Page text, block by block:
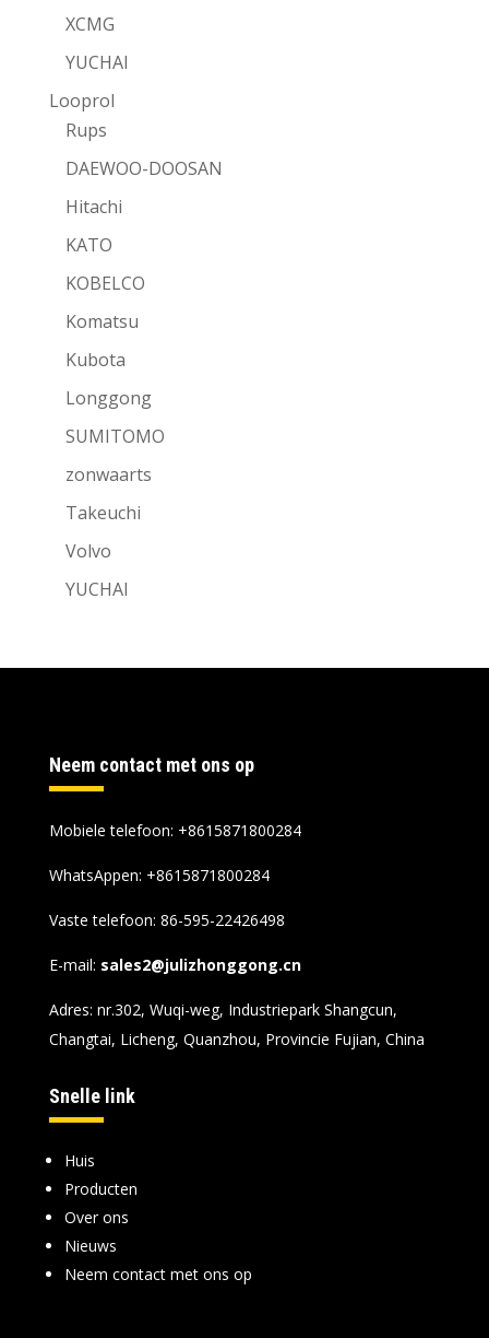
XCMG
YUCHAI
Looprol
Rups
DAEWOO-DOOSAN
Hitachi
KATO
KOBELCO
Komatsu
Kubota
Longgong
SUMITOMO
zonwaarts
Takeuchi
Volvo
YUCHAI
Neem contact met ons op
Mobiele telefoon: +8615871800284
WhatsAppen: +8615871800284
Vaste telefoon: 86-595-22426498
E-mail: sales2@julizhonggong.cn
Adres: nr.302, Wuqi-weg, Industriepark Shangcun,
Changtai, Licheng, Quanzhou, Provincie Fujian, China
Snelle link
Huis
Producten
Over ons
Nieuws
Neem contact met ons op